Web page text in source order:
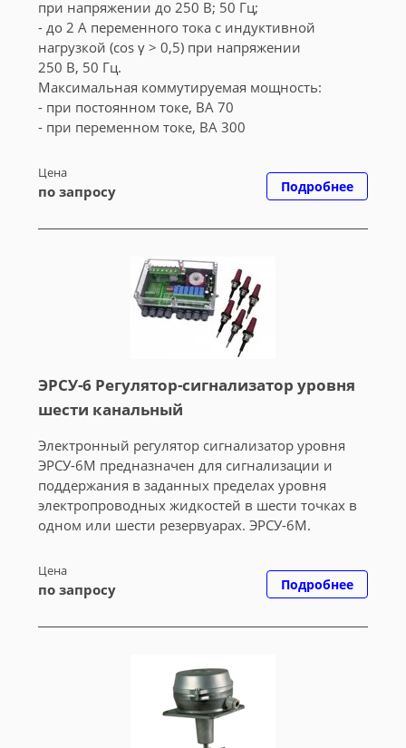
при напряжении до 250 В; 50 Гц;
- до 2 А переменного тока с индуктивной
нагрузкой (cos γ > 0,5) при напряжении
250 В, 50 Гц.
Максимальная коммутируемая мощность:
- при постоянном токе, ВА 70
- при переменном токе, ВА 300
Цена
по запросу Подробнее
ЭРСУ-6 Регулятор-сигнализатор уровня
шести канальный
Электронный регулятор сигнализатор уровня
ЭРСУ-6М предназначен для сигнализации и
поддержания в заданных пределах уровня
электропроводных жидкостей в шести точках в
одном или шести резервуарах. ЭРСУ-6М.
Цена
по запросу Подробнее